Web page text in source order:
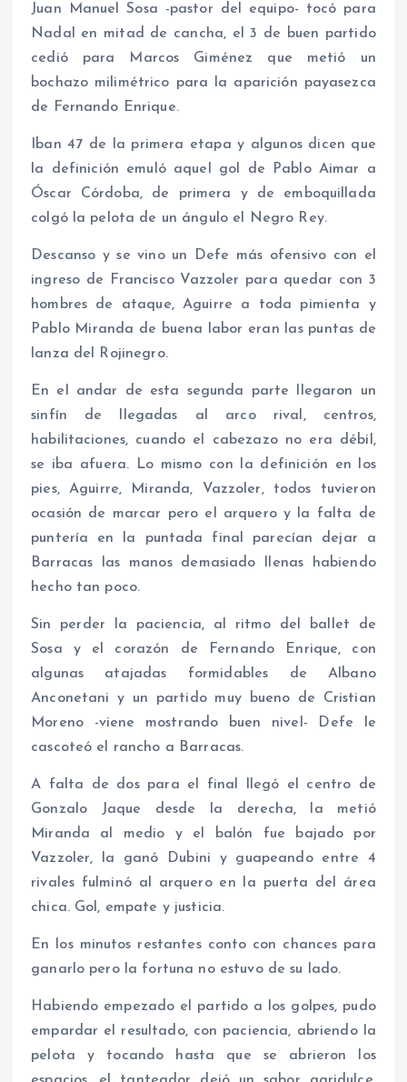
Juan Manuel Sosa -pastor del equipo- tocó para
Nadal en mitad de cancha, el 3 de buen partido
cedió para Marcos Giménez que metió un
bochazo milimétrico para la aparición payasezca
de Fernando Enrique.
Iban 47 de la primera etapa y algunos dicen que
la definición emuló aquel gol de Pablo Aimar a
Óscar Córdoba, de primera y de emboquillada
colgó la pelota de un ángulo el Negro Rey.
Descanso y se vino un Defe más ofensivo con el
ingreso de Francisco Vazzoler para quedar con 3
hombres de ataque, Aguirre a toda pimienta y
Pablo Miranda de buena labor eran las puntas de
lanza del Rojinegro.
En el andar de esta segunda parte llegaron un
sinfín de llegadas al arco rival, centros,
habilitaciones, cuando el cabezazo no era débil,
se iba afuera. Lo mismo con la definición en los
pies, Aguirre, Miranda, Vazzoler, todos tuvieron
ocasión de marcar pero el arquero y la falta de
puntería en la puntada final parecían dejar a
Barracas las manos demasiado llenas habiendo
hecho tan poco.
Sin perder la paciencia, al ritmo del ballet de
Sosa y el corazón de Fernando Enrique, con
algunas atajadas formidables de Albano
Anconetani y un partido muy bueno de Cristian
Moreno -viene mostrando buen nivel- Defe le
cascoteó el rancho a Barracas.
A falta de dos para el final llegó el centro de
Gonzalo Jaque desde la derecha, la metió
Miranda al medio y el balón fue bajado por
Vazzoler, la ganó Dubini y guapeando entre 4
rivales fulminó al arquero en la puerta del área
chica. Gol, empate y justicia.
En los minutos restantes conto con chances para
ganarlo pero la fortuna no estuvo de su lado.
Habiendo empezado el partido a los golpes, pudo
empardar el resultado, con paciencia, abriendo la
pelota y tocando hasta que se abrieron los